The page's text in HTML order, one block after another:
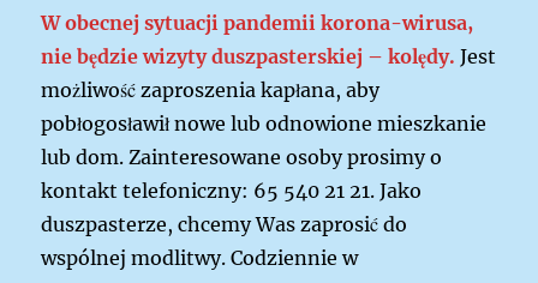
W obecnej sytuacji pandemii korona-wirusa,
nie będzie wizyty duszpasterskiej – kolędy. Jest
możliwość zaproszenia kapłana, aby
pobłogosławił nowe lub odnowione mieszkanie
lub dom. Zainteresowane osoby prosimy o
kontakt telefoniczny: 65 540 21 21. Jako
duszpasterze, chcemy Was zaprosić do
wspólnej modlitwy. Codziennie w